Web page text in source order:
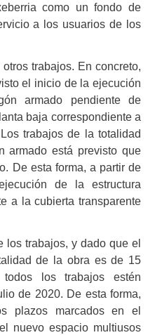
como un fondo de
a los usuarios de los
trabajos. En concreto,
el inicio de la ejecución
armado pendiente de
baja correspondiente a
trabajos de la totalidad
armado está previsto que
De esta forma, a partir de
de la estructura
a la cubierta transparente
los trabajos, y dado que el
de la obra es de 15
los trabajos estén
de 2020. De esta forma,
plazos marcados en el
nuevo espacio multiusos